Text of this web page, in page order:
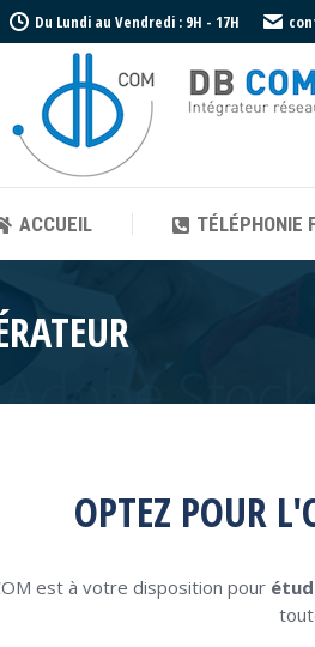
Du Lundi au Vendredi : 9H - 17H
ACCUEIL TÉLÉPHONIE
OPTEZ POUR
est à votre disposition pour
ACCUEIL TÉLÉPHONIE